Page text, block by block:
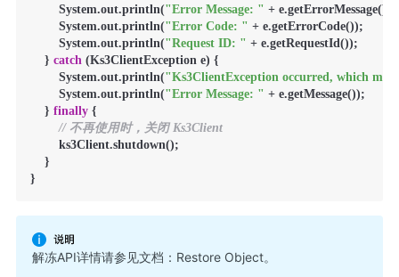
        System.out.println(
"Error Message: " + e.getErrorMessage());
        System.out.println(
"Error Code: " + e.getErrorCode());
        System.out.println(
"Request ID: " + e.getRequestId());
    }
catch (Ks3ClientException e) {
        System.out.println(
"Ks3ClientException occurred, which
        System.out.println(
"Error Message: " + e.getMessage());
    }
finally {
// 不再使用时，关闭 Ks3Client
        ks3Client.shutdown();
    }
}
解冻API详情请参见文档： Restore Object。